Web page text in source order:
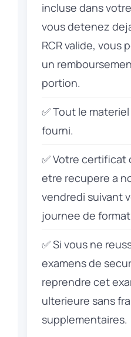
incluse dans
vous detenez
RCR valide, vous
un
portion.
✅ Tout le
fourni.
✅ Votre certificat
etre recupere a
vendredi suivant
journee de
✅ Si vous ne
examens de
reprendre cet
ulterieure sans
supplementaires.